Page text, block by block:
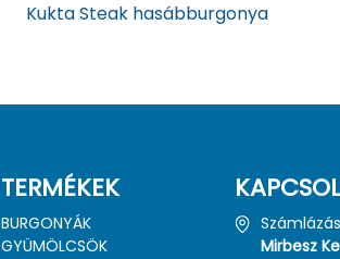
Kukta Steak hasábburgonya
TERMÉKEK
BURGONYÁK
GYÜMÖLCSÖK
Mirbesz